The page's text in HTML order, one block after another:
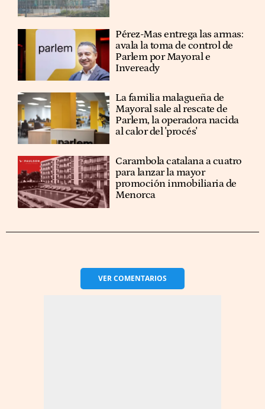
Pérez-Mas entrega las armas:
avala la toma de control de
Parlem por Mayoral e
Inveready
La familia malagueña de
Mayoral sale al rescate de
Parlem, la operadora nacida
al calor del 'procés'
Carambola catalana a cuatro
para lanzar la mayor
promoción inmobiliaria de
Menorca
VERCOMENTARIOS